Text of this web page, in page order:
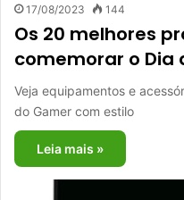
17/08/2023 144
Os 20 melhores
comemorar o Dia
Veja equipamentos e
do Gamer com estilo
Leia mais »